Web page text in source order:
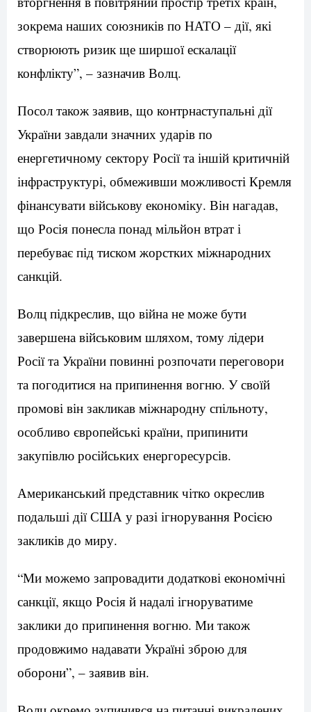
зокрема наших союзників по НАТО – дії, які
створюють ризик ще ширшої ескалації
конфлікту”, – зазначив Волц.
Посол також заявив, що контрнаступальні дії
України завдали значних ударів по
енергетичному сектору Росії та іншій критичній
інфраструктурі, обмеживши можливості Кремля
фінансувати військову економіку. Він нагадав,
що Росія понесла понад мільйон втрат і
перебуває під тиском жорстких міжнародних
санкцій.
Волц підкреслив, що війна не може бути
завершена військовим шляхом, тому лідери
Росії та України повинні розпочати переговори
та погодитися на припинення вогню. У своїй
промові він закликав міжнародну спільноту,
особливо європейські країни, припинити
закупівлю російських енергоресурсів.
Американський представник чітко окреслив
подальші дії США у разі ігнорування Росією
закликів до миру.
“Ми можемо запровадити додаткові економічні
санкції, якщо Росія й надалі ігноруватиме
заклики до припинення вогню. Ми також
продовжимо надавати Україні зброю для
оборони”, – заявив він.